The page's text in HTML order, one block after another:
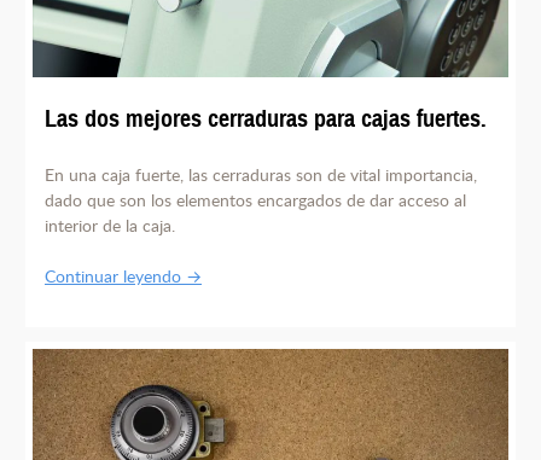
Las dos mejores cerraduras para cajas fuertes.
En una caja fuerte, las cerraduras son de vital importancia,
dado que son los elementos encargados de dar acceso al
interior de la caja.
Continuar leyendo →